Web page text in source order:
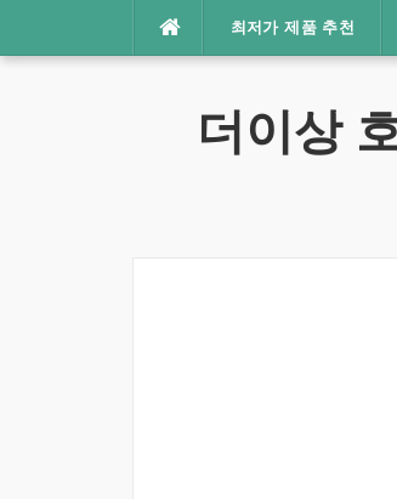
최저가 제품 추천
더이상